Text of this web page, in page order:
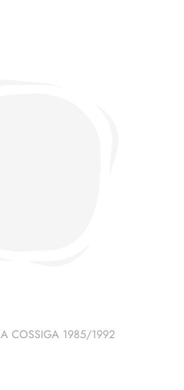
COSSIGA 1985/1992